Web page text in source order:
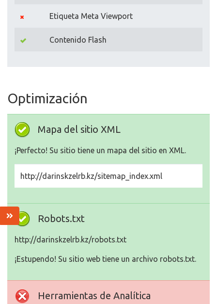
Etiqueta Meta Viewport
Contenido Flash
Optimización
Mapa del sitio XML
¡Perfecto! Su sitio tiene un mapa del sitio en XML.
http://darinskzelrb.kz/sitemap_index.xml
Robots.txt
http://darinskzelrb.kz/robots.txt
¡Estupendo! Su sitio web tiene un archivo robots.txt.
Herramientas de Analítica